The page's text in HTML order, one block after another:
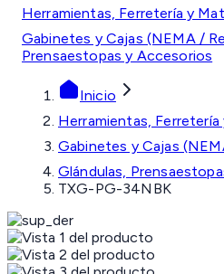
Herramientas, Ferretería y
Gabinetes y Cajas (NEMA /
Prensaestopas y Accesorios
Inicio
Herramientas,
Gabinetes y Cajas
Glándulas,
TXG-PG-34NBK